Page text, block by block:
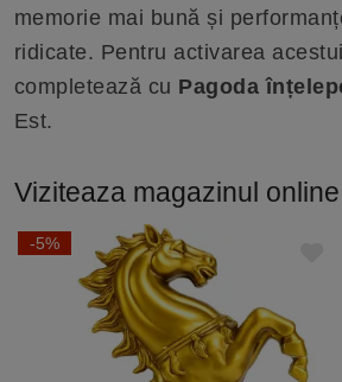
memorie mai bună și
ridicate. Pentru activarea
completează cu Pagoda
Est.
Viziteaza magazinul online
-5%